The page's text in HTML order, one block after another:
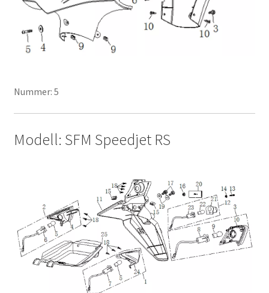
Nummer: 5
Modell: SFM Speedjet RS